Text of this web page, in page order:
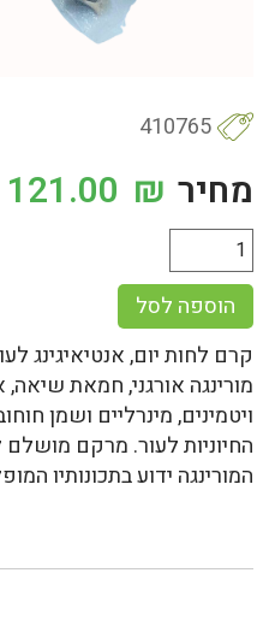
410765
מחיר 121.00 ₪
הוספה לסל
קרם לחות יום, אנטיאיגינג
מורינגה אורגני, חמאת
ויטמינים, מינרליים ושמן
החיוניות לעור. מרקם מושלם
המורינגה ידוע בתכונותיו